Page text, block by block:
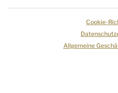
Cookie-
Allgemeine